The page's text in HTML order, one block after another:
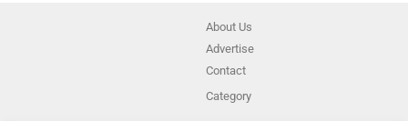
About Us
Advertise
Contact
Category